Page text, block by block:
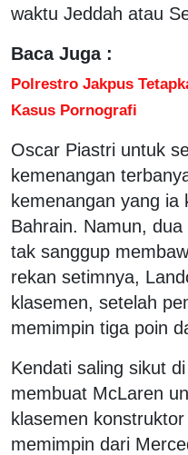
waktu Jeddah atau
Baca Juga :
Polrestro Jakpus
Kasus Pornografi
Oscar Piastri untuk
kemenangan
kemenangan yang ia
Bahrain. Namun,
tak sanggup
rekan setimnya,
klasemen, setelah
memimpin tiga poin
Kendati saling sikut
membuat McLaren
klasemen
memimpin dari